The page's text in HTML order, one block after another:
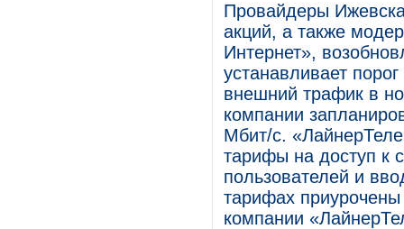
Провайдеры
акций, а также
Интернет»,
устанавливает
внешний трафик в
компании
Мбит/с.
тарифы на доступ к
пользователей и
тарифах
компании